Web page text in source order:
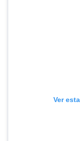
Ver